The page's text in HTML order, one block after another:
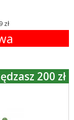
zł
200 zł